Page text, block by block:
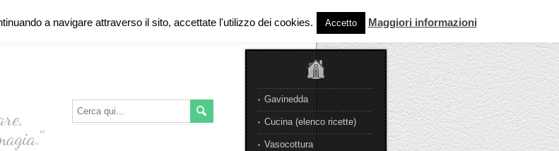
Gavinedda
Cucina (elenco ricette)
Vasocottura
a navigare attraverso il sito, accettate l'utilizzo dei cookies. Accetto Maggiori informazioni